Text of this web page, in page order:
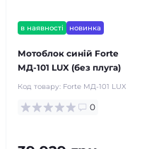
в наявності новинка
Мотоблок синій Forte
МД-101 LUX (без плуга)
Код товару: Forte МД-101 LUX
0